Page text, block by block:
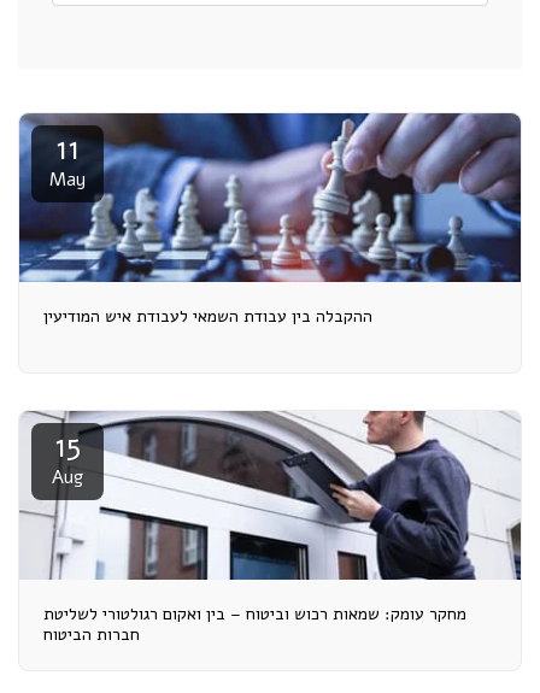
11
May
ההקבלה בין עבודת השמאי לעבודת איש המודיעין
15
Aug
מחקר עומק: שמאות רכוש וביטוח – בין ואקום רגולטורי לשליטת
חברות הביטוח